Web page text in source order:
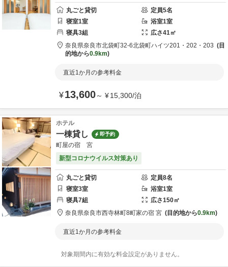
丸ごと貸切 定員5名
寝室1室 浴室1室
寝具3組 広さ41㎡
奈良県奈良市北袋町32-6北袋町ハイツ201・202・203
目
的地から0.9km
直近1か月の参考料金
¥13,600～ ¥15,300/泊
ホテル
一棟貸し 即予約
町屋の宿 宮
新型コロナウイルス対策あり
丸ごと貸切 定員8名
寝室3室 浴室1室
寝具7組 広さ150㎡
奈良県奈良市西寺林町8町家の宿 宮 目的地から0.9km
直近1か月の参考料金
対象期間内に有効な料金設定がありません。